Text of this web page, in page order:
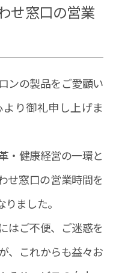
せ窓口の営業
ンの製品をご愛顧い
り御礼申し上げま
・健康経営の一環と
せ窓口の営業時間を
ました。
はご不便、ご迷惑を
、これからも益々お